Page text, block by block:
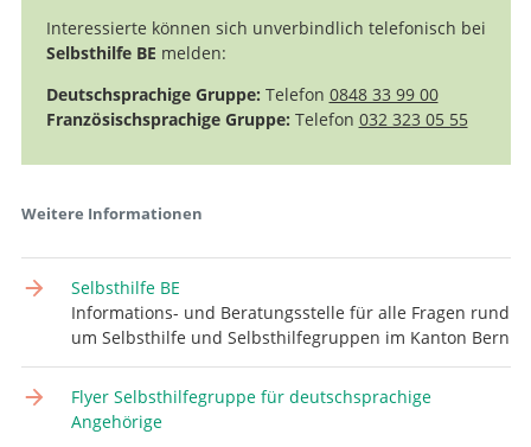
Interessierte können sich unverbindlich telefonisch bei
Selbsthilfe BE melden:
Deutschsprachige Gruppe: Telefon 0848 33 99 00
Französischsprachige Gruppe: Telefon 032 323 05 55
Weitere Informationen
Selbsthilfe BE
Informations- und Beratungsstelle für alle Fragen rund
um Selbsthilfe und Selbsthilfegruppen im Kanton Bern
Flyer Selbsthilfegruppe für deutschsprachige
Angehörige